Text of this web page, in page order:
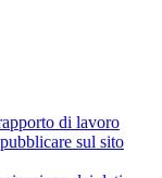
di lavoro
sul sito